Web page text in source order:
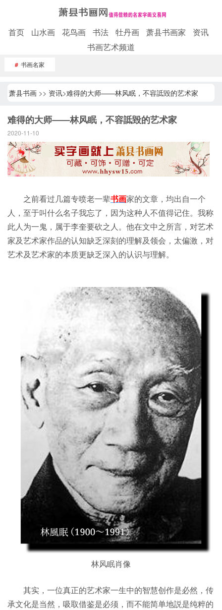
首页 山水画 花鸟画 书法 牡丹画 萧县书画家
资讯
书画艺术频道
# 书画名家
萧县书画>> 资讯>难得的大师——林风眠，不容詆毀的艺术家
难得的大师——林风眠，不容詆毀的艺术家
2020-11-10
之前看过几篇专喷老一辈书画家的文章，均出自一个
人，至于叫什么名子我忘了，因为这种人不值得记住。我称
此人为一鬼，属于李奎要砍之人。他在文中之所言，对艺术
家及艺术家作品的认知缺乏深刻的理解及领会，太偏激，对
艺术及艺术家的本质更缺乏深入的认识与理解。
林风眠肖像
其实，一位真正的艺术家一生中的智慧创作是必然，传
承文化是当然，吸取借鉴是必须，而不能简单地説是纯粹的